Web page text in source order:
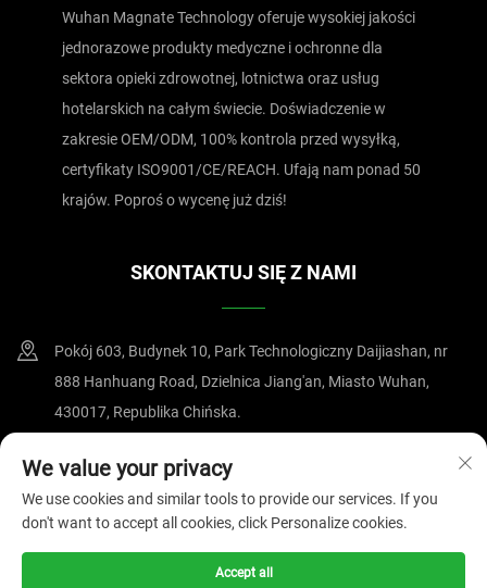
Wuhan Magnate Technology oferuje wysokiej jakości
jednorazowe produkty medyczne i ochronne dla
sektora opieki zdrowotnej, lotnictwa oraz usług
hotelarskich na całym świecie. Doświadczenie w
zakresie OEM/ODM, 100% kontrola przed wysyłką,
certyfikaty ISO9001/CE/REACH. Ufają nam ponad 50
krajów. Poproś o wycenę już dziś!
SKONTAKTUJ SIĘ Z NAMI
Pokój 603, Budynek 10, Park Technologiczny Daijiashan, nr
888 Hanhuang Road, Dzielnica Jiang'an, Miasto Wuhan,
430017, Republika Chińska.
+86-15607122519
[email protected]
Prawa autorskie © 2025 przez Wuhan Magnate Technology Co., Ltd.
We value your privacy
We use cookies and similar tools to provide our services. If you
don't want to accept all cookies, click Personalize cookies.
Accept all